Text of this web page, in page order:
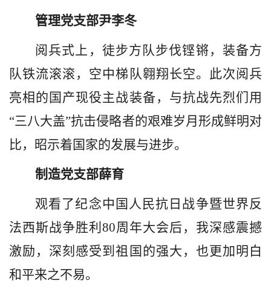
管理党支部尹李冬
阅兵式上，徒步方队步伐铿锵，装备方
队铁流滚滚，空中梯队翱翔长空。此次阅兵
亮相的国产现役主战装备，与抗战先烈们用
“三八大盖”抗击侵略者的艰难岁月形成鲜明对
比，昭示着国家的发展与进步。
制造党支部薛育
观看了纪念中国人民抗日战争暨世界反
法西斯战争胜利 80周年大会后，我深感震撼
激励，深刻感受到祖国的强大，也更加明白
和平来之不易。